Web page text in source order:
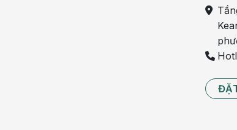
ngon hấp dẫn mà nhiều người lạm dụng
Dược phẩm thường dùng dạng viên sủi là
Đặc biệt, viên sủi chứa vitamin C liều cao
người dùng chế phẩm này hàng ngày như
Vitamin C là chất dinh dưỡng hằng ngày